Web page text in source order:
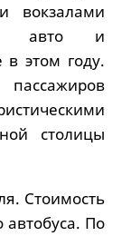
вокзалами
авто и
в этом году.
столицы
Стоимость
автобуса. По